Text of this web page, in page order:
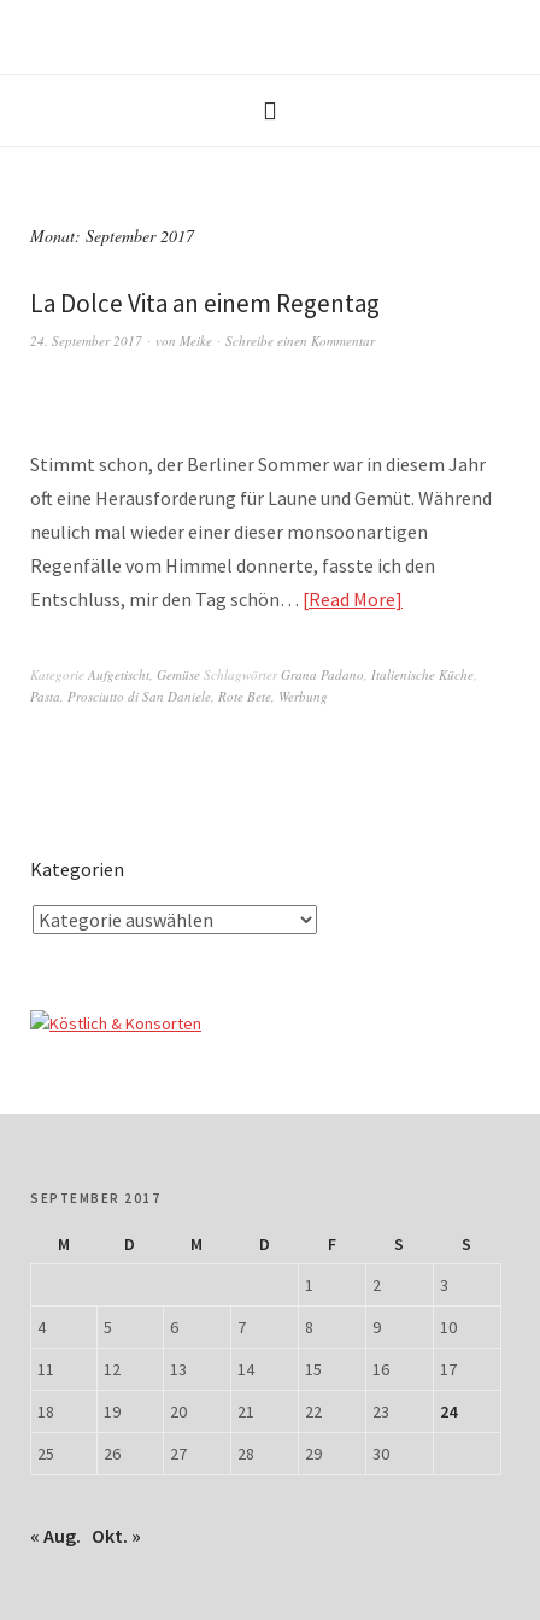
Monat: September 2017
La Dolce Vita an einem Regentag
24. September 2017 von Meike Schreibe einen Kommentar
Stimmt schon, der Berliner Sommer war in diesem Jahr
oft eine Herausforderung für Laune und Gemüt. Während
neulich mal wieder einer dieser monsoonartigen
Regenfälle vom Himmel donnerte, fasste ich den
Entschluss, mir den Tag schön… Read More
Kategorie Aufgetischt, Gemüse SchlagwörterGrana Padano, Italienische Küche,
Pasta, Prosciutto di San Daniele, Rote Bete, Werbung
Kategorien
SEPTEMBER 2017
M D M D F S
S
1
2
3
4
5 6 7 8 9
10
11
12 13 14 15 16
17
18
19 20 21 22 23
24
25
26 27 28 29 30
« Aug. Okt. »